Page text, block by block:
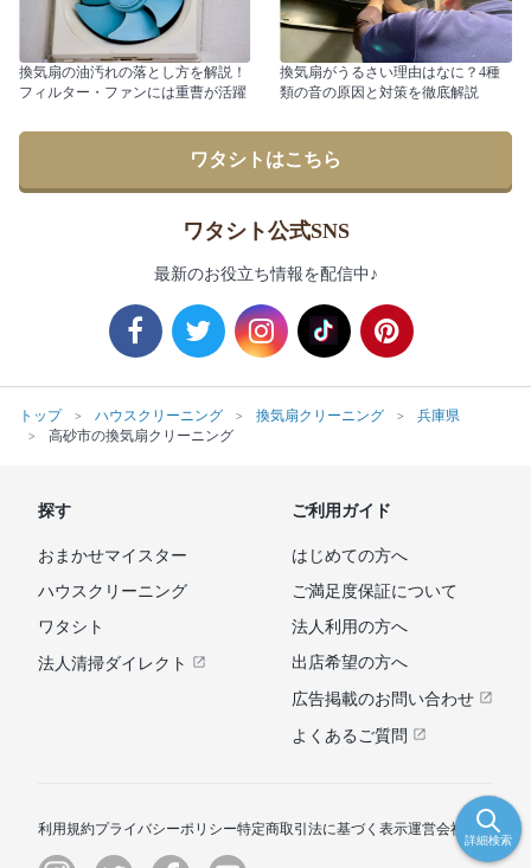
換気扇の油汚れの落とし方を解説！
フィルター・ファンには重曹が活躍
換気扇がうるさい理由はなに？4種
類の音の原因と対策を徹底解説
ワタシトはこちら
ワタシト公式SNS
最新のお役立ち情報を配信中♪
トップ ハウスクリーニング 換気扇クリーニング
兵庫県
高砂市の換気扇クリーニング
詳細検索
探す
おまかせマイスター
ハウスクリーニング
ワタシト
法人清掃ダイレクト
ご利用ガイド
はじめての方へ
ご満足度保証について
法人利用の方へ
出店希望の方へ
広告掲載のお問い合わせ
よくあるご質問
利用規約プライバシーポリシー特定商取引法に基づく表示運営会社